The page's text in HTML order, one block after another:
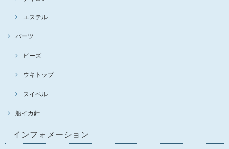
エステル
パーツ
ビーズ
ウキトップ
スイベル
船イカ針
インフォメーション